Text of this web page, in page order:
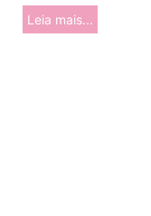
Leia mais...